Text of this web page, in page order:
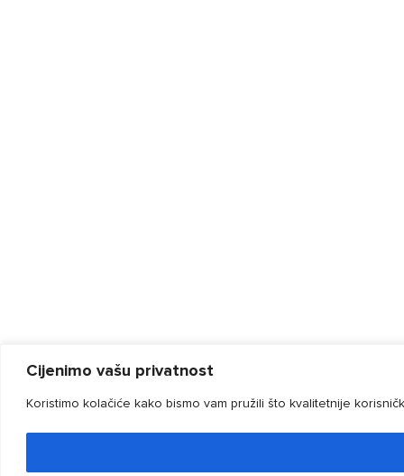
Cijenimo vašu privatnost
Koristimo kolačiće kako bismo vam pružili što kvalitetnije